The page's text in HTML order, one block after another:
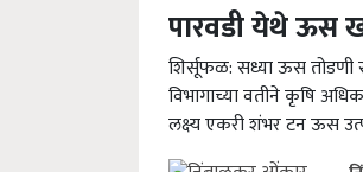
पारवडी येथे ऊस
शिर्सूफळ: सध्या ऊस तोडणी
विभागाच्या वतीने कृषि
लक्ष्य एकरी शंभर टन ऊस